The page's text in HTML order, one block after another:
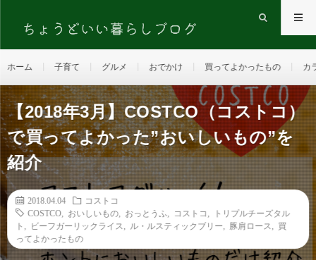
ホーム 子育て グルメ おでかけ 買ってよかったもの カ
【2018年3月】COSTCO（コストコ）
で買ってよかった”おいしいもの”を
紹介
2018.04.04 コストコ
COSTCO おいしいもの おっとうふ コストコ トリプルチーズタル
ト ビーフガーリックライス ル・ルスティックブリー 豚肩ロース 買
ってよかったもの